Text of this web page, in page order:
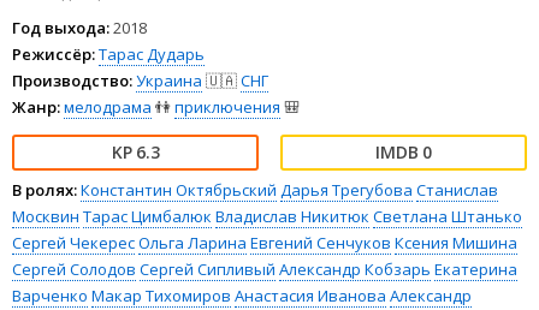
Год выхода:2018
Режиссёр:Тарас Дударь
Производство:Украина 🇺🇦СНГ
Жанр:мелодрама 👫приключения 🎒
6.3 0
В ролях:Константин Октябрьский Дарья Трегубова Станислав
Москвин Тарас Цимбалюк Владислав Никитюк Светлана Штанько
Сергей ЧекересОльга Ларина Евгений Сенчуков Ксения Мишина
Сергей Солодов Сергей Сипливый Александр Кобзарь Екатерина
Варченко Макар Тихомиров Анастасия Иванова Александр